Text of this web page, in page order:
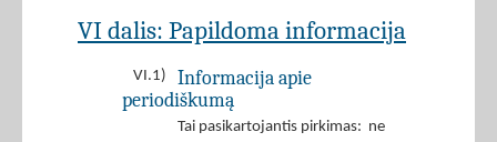
VI dalis: Papildoma informacija
VI.1)
Informacija apie
periodiškumą
Tai pasikartojantis pirkimas: ne